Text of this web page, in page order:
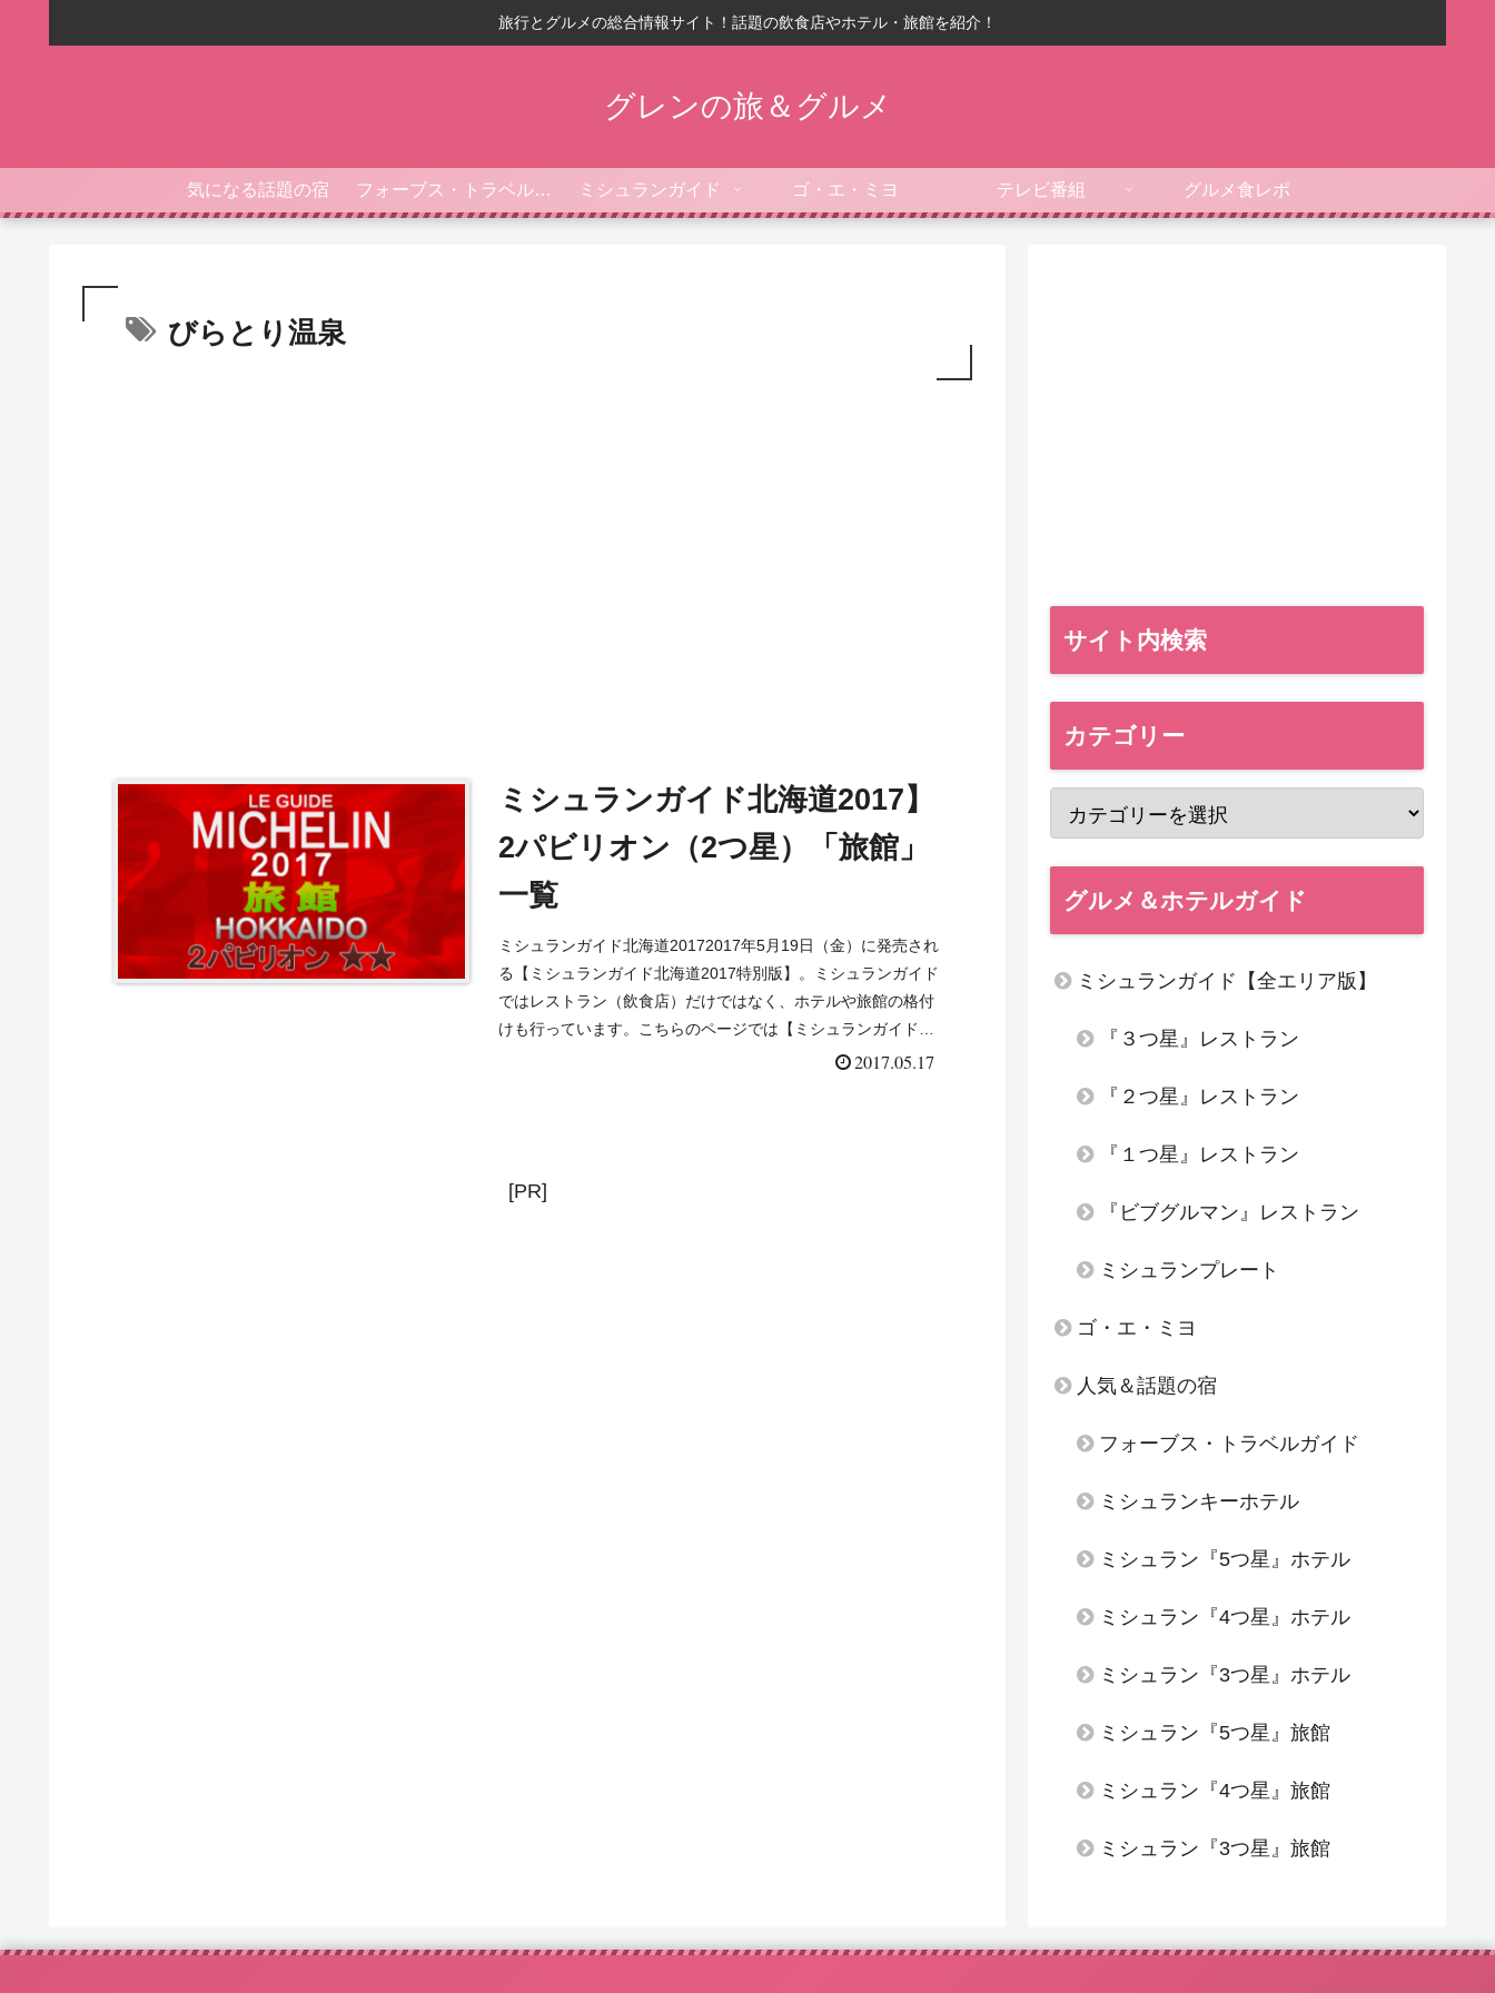
旅行とグルメの総合情報サイト！話題の飲食店やホテル・旅館を紹介！
グレンの旅＆グルメ
気になる話題の宿 フォーブス・トラベルガイド ミシュランガイド ゴ・エ・ミヨ テレビ番組 グルメ食レポ
びらとり温泉
ミシュランガイド北海道2017】
2パビリオン（2つ星）「旅館」
一覧
ミシュランガイド北海道20172017年5月19日（金）に発売され
る【ミシュランガイド北海道2017特別版】。ミシュランガイド
ではレストラン（飲食店）だけではなく、ホテルや旅館の格付
けも行っています。こちらのページでは【ミシュランガイド北
2017.05.17
[PR]
サイト内検索
カテゴリー
グルメ＆ホテルガイド
ミシュランガイド【全エリア版】
『３つ星』レストラン
『２つ星』レストラン
『１つ星』レストラン
『ビブグルマン』レストラン
ミシュランプレート
ゴ・エ・ミヨ
人気＆話題の宿
フォーブス・トラベルガイド
ミシュランキーホテル
ミシュラン『5つ星』ホテル
ミシュラン『4つ星』ホテル
ミシュラン『3つ星』ホテル
ミシュラン『5つ星』旅館
ミシュラン『4つ星』旅館
ミシュラン『3つ星』旅館